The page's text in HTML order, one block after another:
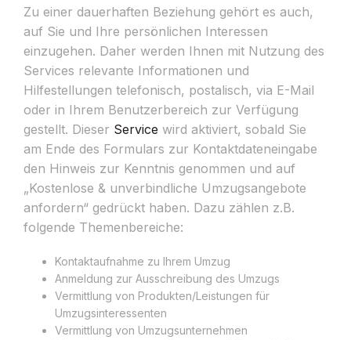
Zu einer dauerhaften Beziehung gehört es auch,
auf Sie und Ihre persönlichen Interessen
einzugehen. Daher werden Ihnen mit Nutzung des
Services relevante Informationen und
Hilfestellungen telefonisch, postalisch, via E-Mail
oder in Ihrem Benutzerbereich zur Verfügung
gestellt. Dieser Service wird aktiviert, sobald Sie
am Ende des Formulars zur Kontaktdateneingabe
den Hinweis zur Kenntnis genommen und auf
„Kostenlose & unverbindliche Umzugsangebote
anfordern“ gedrückt haben. Dazu zählen z.B.
folgende Themenbereiche:
Kontaktaufnahme zu Ihrem Umzug
Anmeldung zur Ausschreibung des Umzugs
Vermittlung von Produkten/Leistungen für
Umzugsinteressenten
Vermittlung von Umzugsunternehmen